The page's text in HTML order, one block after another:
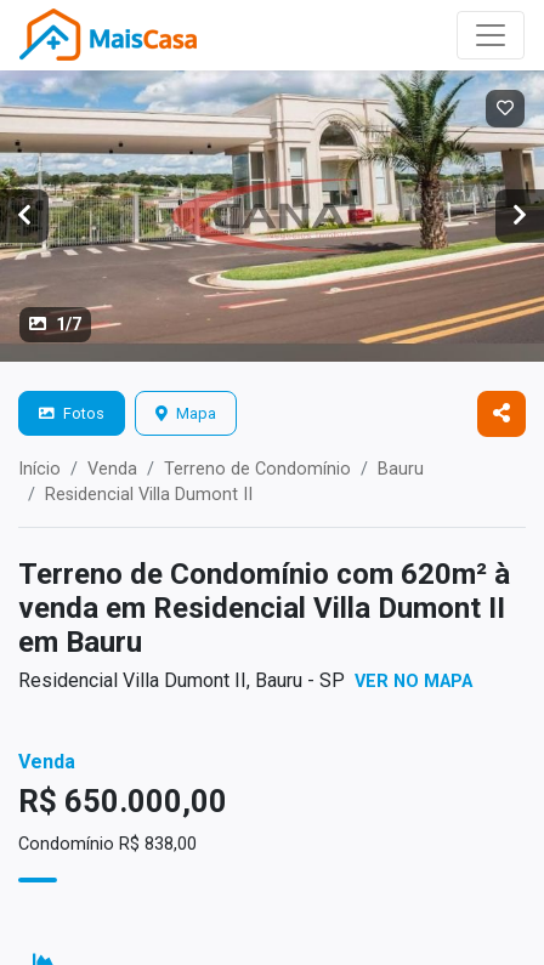
1/7
Fotos Mapa
Início Venda Terreno de Condomínio
Bauru
Residencial Villa Dumont II
Terreno de Condomínio com 620m² à
venda em Residencial Villa Dumont II
em Bauru
Residencial Villa Dumont II, Bauru - SP VER NO MAPA
Venda
R$ 650.000,00
Condomínio R$ 838,00